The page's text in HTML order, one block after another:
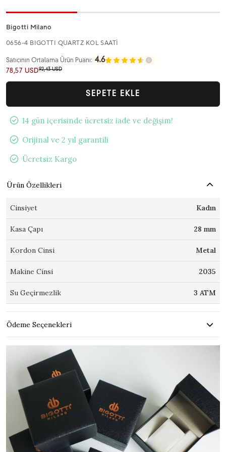
Bigotti Milano
0656-4 BIGOTTI QUARTZ KOL SAATİ
Satıcının Ortalama Ürün Puanı: 4.6
78,57 USD92,43 USD
SEPETE EKLE
14 gün içerisinde ücretsiz iade ve değişim!
Orijinal ve 2 yıl garantili
Ücretsiz Kargo
Ürün Özellikleri
Cinsiyet Kadın
Kasa Çapı 28 mm
Kordon Cinsi Metal
Makine Cinsi 2035
Su Geçirmezlik 3 ATM
Ödeme Seçenekleri